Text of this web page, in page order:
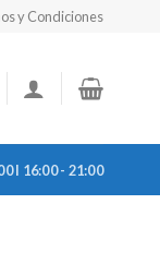
y Condiciones
I 16:00 - 21:00